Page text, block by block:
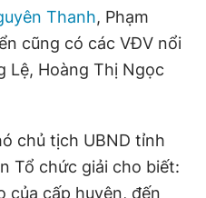
Thanh, Phạm
cũng có các VĐV nổi
Lệ, Hoàng Thị Ngọc
chủ tịch UBND tỉnh
Tổ chức giải cho biết:
của cấp huyện, đến